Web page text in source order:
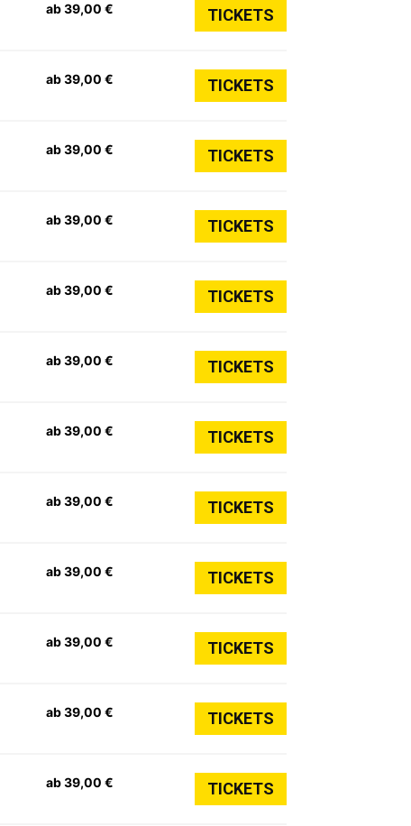
ab 39,00 € TICKETS
ab 39,00 € TICKETS
ab 39,00 € TICKETS
ab 39,00 € TICKETS
ab 39,00 € TICKETS
ab 39,00 € TICKETS
ab 39,00 € TICKETS
ab 39,00 € TICKETS
ab 39,00 € TICKETS
ab 39,00 € TICKETS
ab 39,00 € TICKETS
ab 39,00 € TICKETS